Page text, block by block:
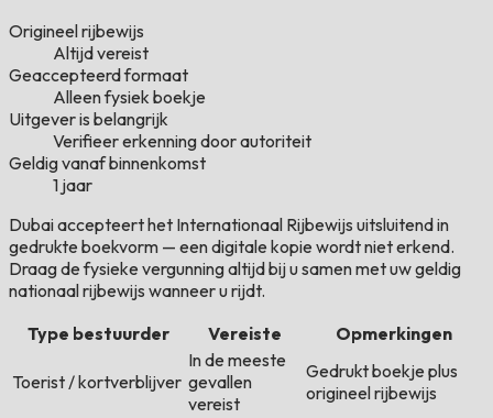
Origineel rijbewijs
Altijd vereist
Geaccepteerd formaat
Alleen fysiek boekje
Uitgever is belangrijk
Verifieer erkenning door autoriteit
Geldig vanaf binnenkomst
1 jaar
Dubai accepteert het Internationaal Rijbewijs uitsluitend in
gedrukte boekvorm — een digitale kopie wordt niet erkend.
Draag de fysieke vergunning altijd bij u samen met uw geldig
nationaal rijbewijs wanneer u rijdt.
Type bestuurder
Vereiste Opmerkingen
Toerist / kortverblijver
In de meeste
gevallen
vereist
Gedrukt boekje plus
origineel rijbewijs